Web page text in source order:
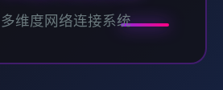
多维度网络连接系统